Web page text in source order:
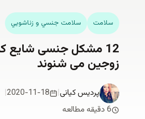
سلامت سلامت جنسي و زناشويي
12 مشکل جنسی شایع
زوجین می شنوند
پردیس کیانی|
2020-11-18
|
6 دقیقه مطالعه